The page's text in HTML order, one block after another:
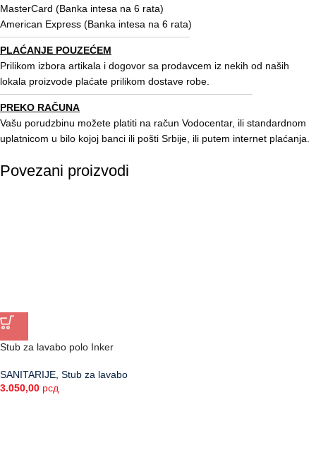
MasterCard (Banka intesa na 6 rata)
American Express (Banka intesa na 6 rata)
PLAĆANJE POUZEĆEM
Prilikom izbora artikala i dogovor sa prodavcem iz nekih od naših
lokala proizvode plaćate prilikom dostave robe.
PREKO RAČUNA
Vašu porudzbinu možete platiti na račun Vodocentar, ili standardnom
uplatnicom u bilo kojoj banci ili pošti Srbije, ili putem internet plaćanja.
Povezani proizvodi
Stub za lavabo polo Inker
SANITARIJE Stub za lavabo
3.050,00 рсд